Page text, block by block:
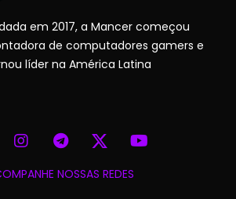
em 2017, a Mancer começou
de computadores gamers e
líder na América Latina
NOSSAS REDES